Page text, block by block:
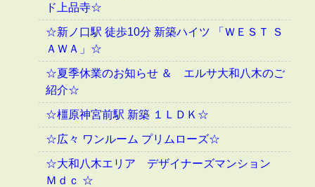
ド上品寺☆
☆新ノ口駅 徒歩10分 新築ハイツ 「ＷＥＳＴ Ｓ
ＡＷＡ」☆
☆夏季休業のお知らせ ＆ エルサ大和八木のご
紹介☆
☆橿原神宮前駅 新築 １ＬＤＫ☆
☆広々 ワンルーム プリムローズ☆
☆大和八木エリア デザイナーズマンション
Ｍｄｃ ☆